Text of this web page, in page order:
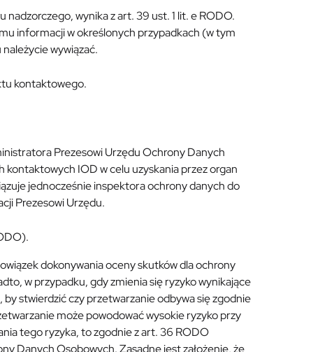
wynika z art. 39 ust. 1 lit. e RODO.
informacji w określonych przypadkach (w tym
wywiązać.
kontaktowego.
Prezesowi Urzędu Ochrony Danych
IOD w celu uzyskania przez organ
jednocześnie inspektora ochrony danych do
Prezesowi Urzędu.
dokonywania oceny skutków dla ochrony
w przypadku, gdy zmienia się ryzyko wynikające
stwierdzić czy przetwarzanie odbywa się zgodnie
może powodować wysokie ryzyko przy
tego ryzyka, to zgodnie z art. 36 RODO
Danych Osobowych. Zasadne jest założenie, że